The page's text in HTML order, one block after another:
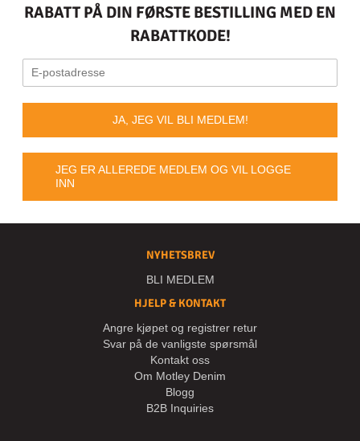
RABATT PÅ DIN FØRSTE BESTILLING MED EN
RABATTKODE!
JA, JEG VIL BLI MEDLEM!
JEG ER ALLEREDE MEDLEM OG VIL LOGGE
INN
NYHETSBREV
BLI MEDLEM
HJELP & KONTAKT
Angre kjøpet og registrer retur
Svar på de vanligste spørsmål
Kontakt oss
Om Motley Denim
Blogg
B2B Inquiries